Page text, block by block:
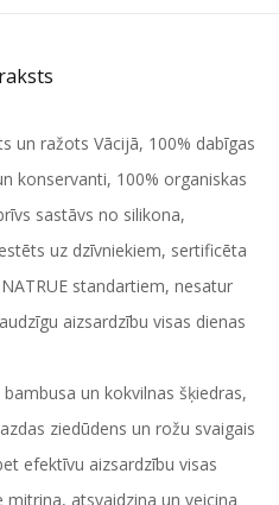
un ražots Vācijā, 100% dabīgas
konservanti, 100% organiskas
sastāvs no silikona,
uz dzīvniekiem, sertificēta
standartiem, nesatur
aizsardzību visas dienas
un kokvilnas šķiedras,
ziedūdens un rožu svaigais
efektīvu aizsardzību visas
atsvaidzina un veicina